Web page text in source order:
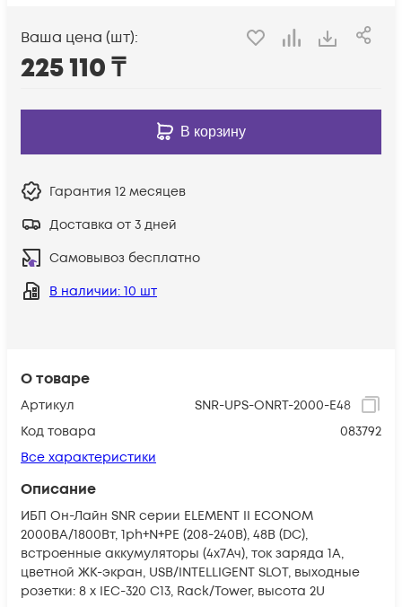
О товаре
Артикул
SNR-UPS-ONRT-2000-E48
Код товара
083792
Все характеристики
Описание
ИБП Он-Лайн SNR серии ELEMENT II ECONOM
2000ВА/1800Вт, 1ph+N+PE (208-240В), 48В (DC),
встроенные аккумуляторы (4x7Ач), ток заряда 1А,
цветной ЖК-экран, USB/INTELLIGENT SLOT, выходные
розетки: 8 x IEC-320 C13, Rack/Tower, высота 2U
Ваша цена (шт):
225 110₸
В корзину
Гарантия 12 месяцев
Доставка от 3 дней
Самовывоз бесплатно
В наличии: 10 шт